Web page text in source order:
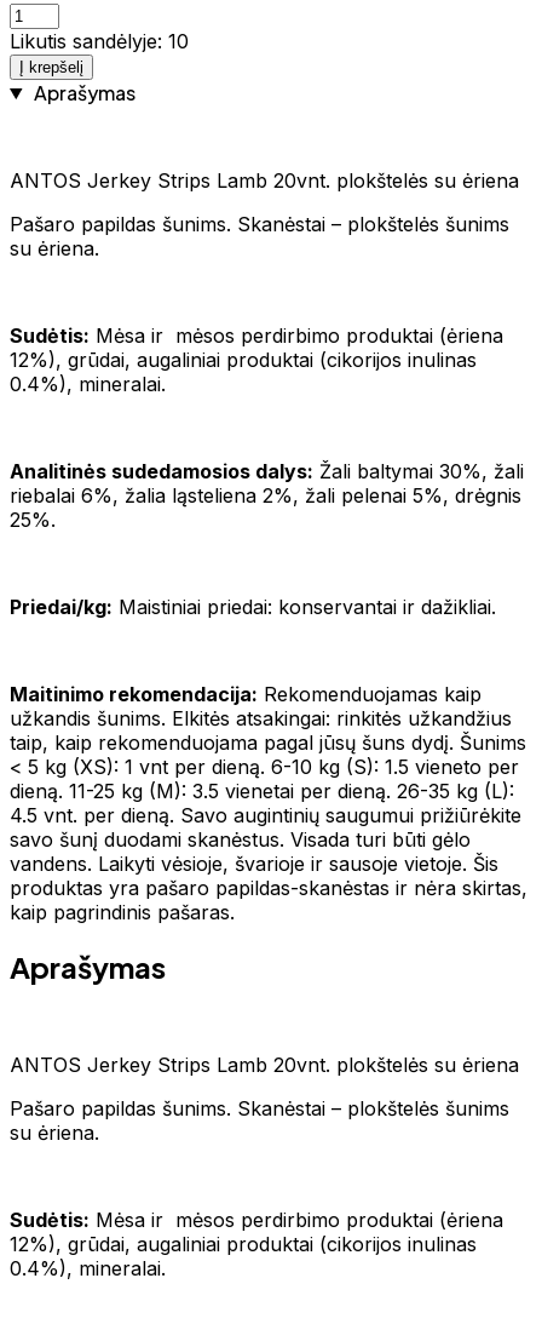
Likutis sandėlyje: 10
Į krepšelį
Aprašymas
ANTOS Jerkey Strips Lamb 20vnt. plokštelės su ėriena
Pašaro papildas šunims. Skanėstai – plokštelės šunims
su ėriena.
Sudėtis: Mėsa ir mėsos perdirbimo produktai (ėriena
12%), grūdai, augaliniai produktai (cikorijos inulinas
0.4%), mineralai.
Analitinės sudedamosios dalys: Žali baltymai 30%, žali
riebalai 6%, žalia ląsteliena 2%, žali pelenai 5%, drėgnis
25%.
Priedai/kg: Maistiniai priedai: konservantai ir dažikliai.
Maitinimo rekomendacija: Rekomenduojamas kaip
užkandis šunims. Elkitės atsakingai: rinkitės užkandžius
taip, kaip rekomenduojama pagal jūsų šuns dydį. Šunims
< 5 kg (XS): 1 vnt per dieną. 6-10 kg (S): 1.5 vieneto per
dieną. 11-25 kg (M): 3.5 vienetai per dieną. 26-35 kg (L):
4.5 vnt. per dieną. Savo augintinių saugumui prižiūrėkite
savo šunį duodami skanėstus. Visada turi būti gėlo
vandens. Laikyti vėsioje, švarioje ir sausoje vietoje. Šis
produktas yra pašaro papildas-skanėstas ir nėra skirtas,
kaip pagrindinis pašaras.
Aprašymas
ANTOS Jerkey Strips Lamb 20vnt. plokštelės su ėriena
Pašaro papildas šunims. Skanėstai – plokštelės šunims
su ėriena.
Sudėtis: Mėsa ir mėsos perdirbimo produktai (ėriena
12%), grūdai, augaliniai produktai (cikorijos inulinas
0.4%), mineralai.